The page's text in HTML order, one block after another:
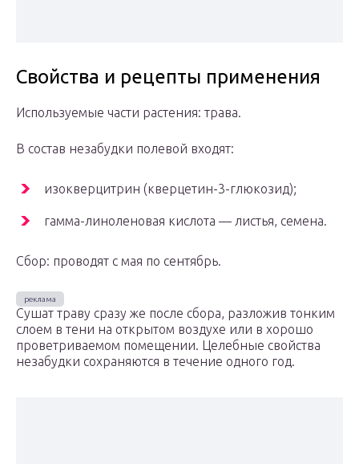
Свойства и рецепты применения
Используемые части растения: трава.
В состав незабудки полевой входят:
изокверцитрин (кверцетин-3-глюкозид);
гамма-линоленовая кислота — листья, семена.
Сбор: проводят с мая по сентябрь.
Сушат траву сразу же после сбора, разложив тонким
слоем в тени на открытом воздухе или в хорошо
проветриваемом помещении. Целебные свойства
незабудки сохраняются в течение одного год.